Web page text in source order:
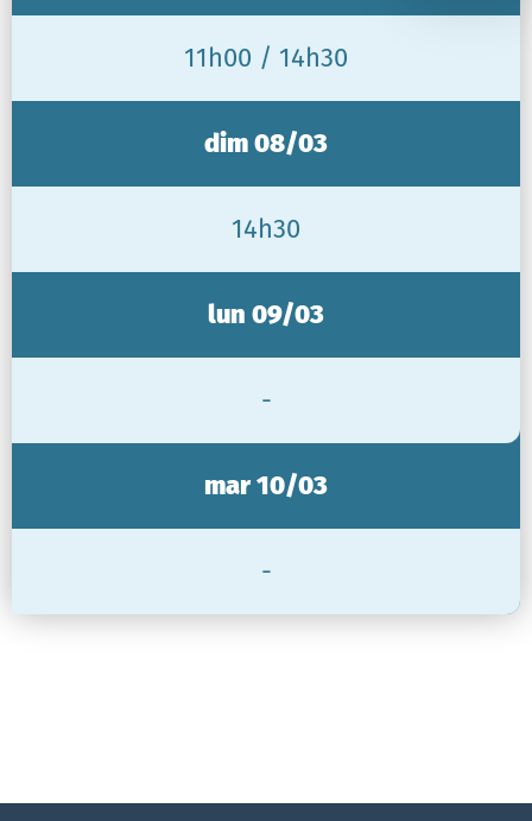
11h00 / 14h30
dim 08/03
14h30
lun 09/03
-
mar 10/03
-